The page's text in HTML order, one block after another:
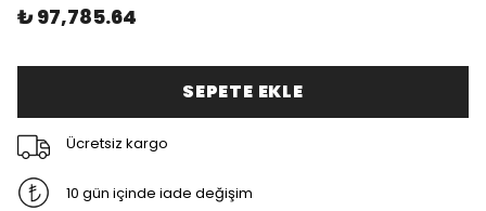
₺ 97,785.64
SEPETE EKLE
Ücretsiz kargo
10 gün içinde iade değişim